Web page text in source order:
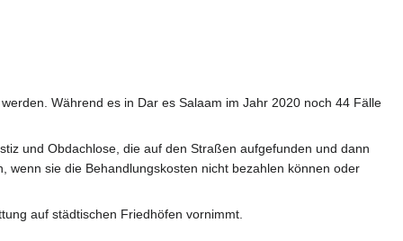
Während es in Dar es Salaam im Jahr 2020 noch 44 Fälle
und Obdachlose, die auf den Straßen aufgefunden und dann
wenn sie die Behandlungskosten nicht bezahlen können oder
auf städtischen Friedhöfen vornimmt.